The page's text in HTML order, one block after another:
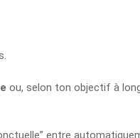
ou, selon ton objectif à
entre